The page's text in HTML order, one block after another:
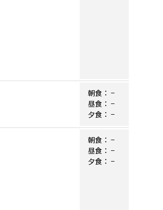
朝食： −
昼食： −
夕食： −
朝食： −
昼食： −
夕食： −